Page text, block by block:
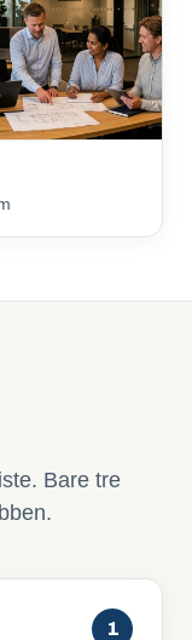
Bare tre
1